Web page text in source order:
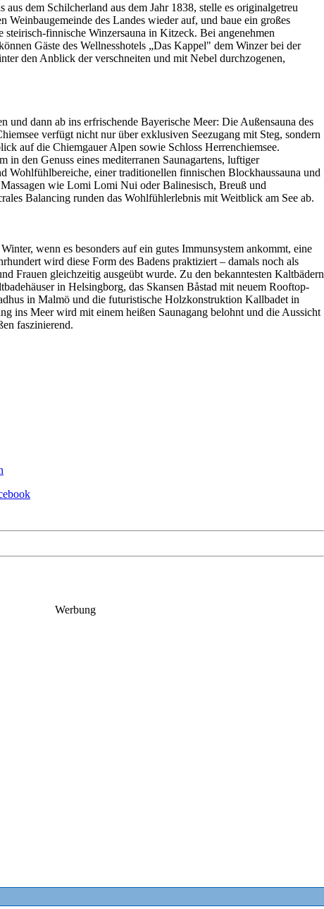
dem Schilcherland aus dem Jahr 1838, stelle es originalgetreu
Weinbaugemeinde des Landes wieder auf, und baue ein großes
steirisch-finnische Winzersauna in Kitzeck. Bei angenehmen
Gäste des Wellnesshotels „Das Kappel" dem Winzer bei der
den Anblick der verschneiten und mit Nebel durchzogenen,
und dann ab ins erfrischende Bayerische Meer: Die Außensauna des
verfügt nicht nur über exklusiven Seezugang mit Steg, sondern
auf die Chiemgauer Alpen sowie Schloss Herrenchiemsee.
in den Genuss eines mediterranen Saunagartens, luftiger
Wohlfühlbereiche, einer traditionellen finnischen Blockhaussauna und
wie Lomi Lomi Nui oder Balinesisch, Breuß und
Balancing runden das Wohlfühlerlebnis mit Weitblick am See ab.
wenn es besonders auf ein gutes Immunsystem ankommt, eine
wird diese Form des Badens praktiziert – damals noch als
Frauen gleichzeitig ausgeübt wurde. Zu den bekanntesten Kaltbädern
in Helsingborg, das Skansen Båstad mit neuem Rooftop-
in Malmö und die futuristische Holzkonstruktion Kallbadet in
ins Meer wird mit einem heißen Saunagang belohnt und die Aussicht
faszinierend.
Werbung